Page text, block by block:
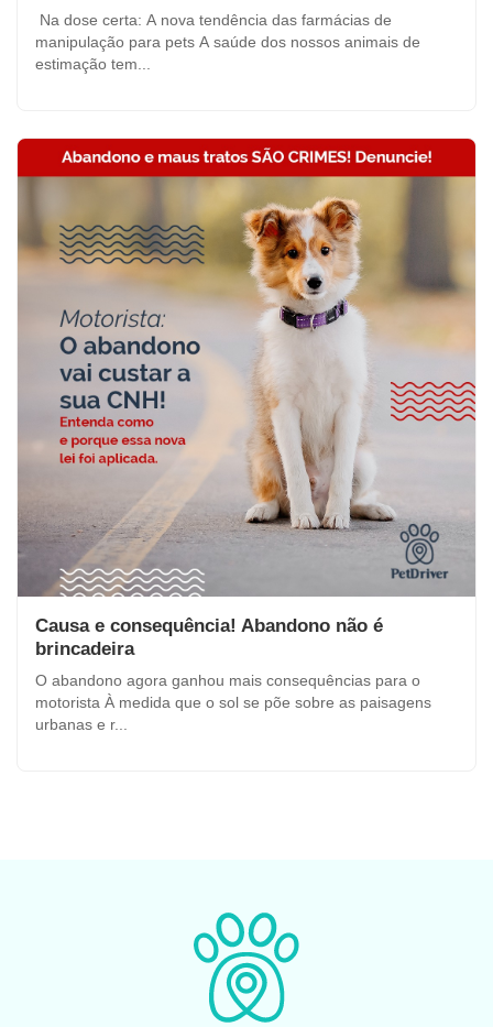
Na dose certa: A nova tendência das farmácias de
manipulação para pets A saúde dos nossos animais de
estimação tem...
Causa e consequência! Abandono não é
brincadeira
O abandono agora ganhou mais consequências para o
motorista À medida que o sol se põe sobre as paisagens
urbanas e r...